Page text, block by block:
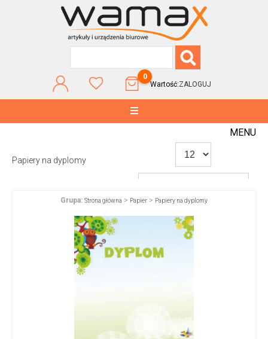
0
Wartość:ZALOGUJ
MENU
WG POPULARNOŚCI
Papiery na dyplomy
Grupa: Strona główna > Papier > Papiery na dyplomy